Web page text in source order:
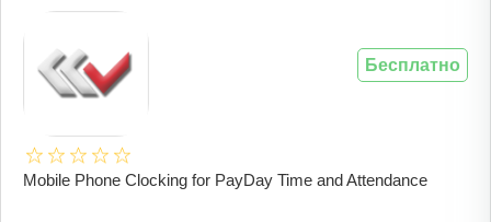
Mobile Phone Clocking for PayDay Time and Attendance
Бесплатно